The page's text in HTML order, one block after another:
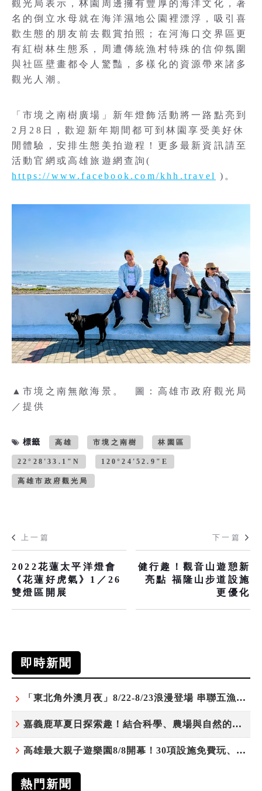
觀光局表示，林園周邊擁有豐厚的海洋文化，著
名的倒立水母就在海洋濕地公園裡漂浮，吸引喜
歡生態的朋友前去觀賞拍照；在河海口交界區更
有紅樹林生態系，周遭傳統漁村特殊的信仰氛圍
與社區壁畫都令人驚豔，多樣化的資源帶來諸多
觀光人潮。
「市境之南樹廣場」新年燈飾活動將一路點亮到
2月28日，歡迎新年期間都可到林園享受美好休
閒體驗，安排生態美拍遊程！更多最新資訊請至
活動官網或高雄旅遊網查詢(
https://www.facebook.com/khh.travel
)。
▲市境之南無敵海景。 圖：高雄市政府觀光局
／提供
標籤 高雄 市境之南樹 林園區
22°28'33.1"N 120°24'52.9"E
高雄市政府觀光局
上一篇
2022花蓮太平洋燈會
《花蓮好虎氣》1／26
雙燈區開展
下一篇
健行趣！觀音山遊憩新
亮點 福隆山步道設施
更優化
即時新聞
「東北角外澳月夜」8/22-8/23浪漫登場 串聯五漁村、音樂、市集、火舞與慢旅共度夏夜
嘉義鹿草夏日探索趣！結合科學、農場與自然的親子小旅行
高雄最大親子遊樂園8/8開幕！30項設施免費玩、YOYO家族嗨翻暑假
熱門新聞